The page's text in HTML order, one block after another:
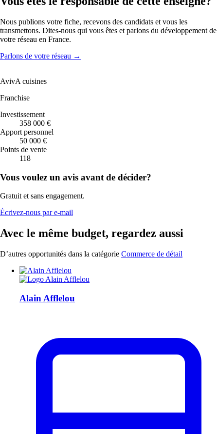
Nous publions votre fiche, recevons des candidats et vous les
transmettons. Dites-nous qui vous êtes et parlons du développement de
votre réseau en France.
Parlons de votre réseau →
AvivA cuisines
Franchise
Investissement
358 000 €
Apport personnel
50 000 €
Points de vente
118
Vous voulez un avis avant de décider?
Gratuit et sans engagement.
Écrivez-nous par e-mail
Avec le même budget, regardez aussi
D’autres opportunités dans la catégorie Commerce de détail
Alain Afflelou